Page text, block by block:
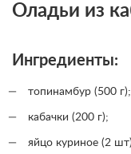
Оладьи из
Ингредиенты:
топинамбур (500 г);
кабачки (200 г);
яйцо куриное (2